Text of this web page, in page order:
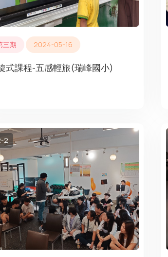
三期 2024-05-16
式課程-五感輕旅(瑞峰國小)
2